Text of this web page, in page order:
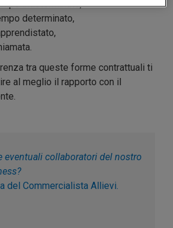
indeterminato,
determinato,
tra queste forme contrattuali ti
al meglio il rapporto con il
eventuali collaboratori del nostro
del Commercialista Allievi.